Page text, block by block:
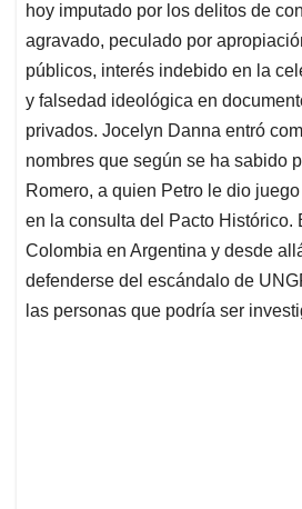
hoy imputado por los delitos de
agravado, peculado por
públicos, interés indebido en la
y falsedad ideológica en
privados. Jocelyn Danna entró
nombres que según se ha sabido
Romero, a quien Petro le dio
en la consulta del Pacto Histórico.
Colombia en Argentina y desde
defenderse del escándalo de
las personas que podría ser